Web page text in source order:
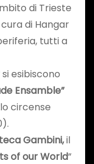
di Trieste
di Hangar
tutti a
si esibiscono
Ensamble”
circense
Gambini,il
of our World”